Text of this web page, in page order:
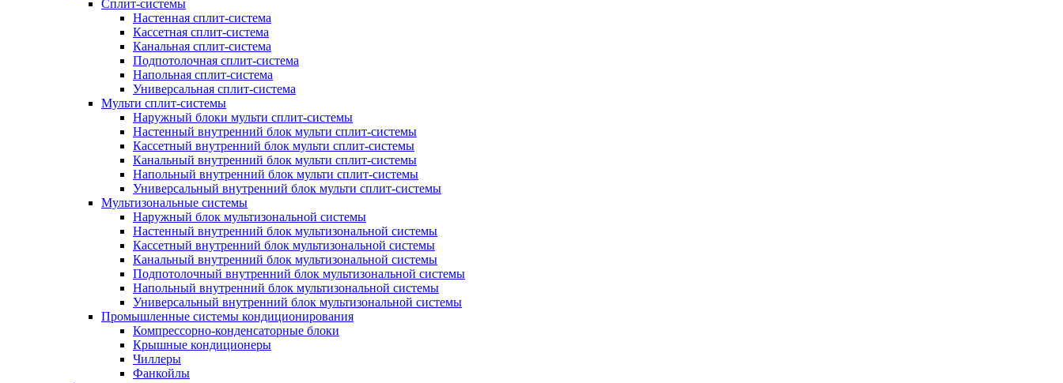
Сплит-системы
Настенная сплит-система
Кассетная сплит-система
Канальная сплит-система
Подпотолочная сплит-система
Напольная сплит-система
Универсальная сплит-система
Мульти сплит-системы
Наружный блоки мульти сплит-системы
Настенный внутренний блок мульти сплит-системы
Кассетный внутренний блок мульти сплит-системы
Канальный внутренний блок мульти сплит-системы
Напольный внутренний блок мульти сплит-системы
Универсальный внутренний блок мульти сплит-системы
Мультизональные системы
Наружный блок мультизональной системы
Настенный внутренний блок мультизональной системы
Кассетный внутренний блок мультизональной системы
Канальный внутренний блок мультизональной системы
Подпотолочный внутренний блок мультизональной системы
Напольный внутренний блок мультизональной системы
Универсальный внутренний блок мультизональной системы
Промышленные системы кондиционирования
Компрессорно-конденсаторные блоки
Крышные кондиционеры
Чиллеры
Фанкойлы